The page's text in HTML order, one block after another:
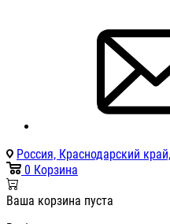
Россия, Краснодарский
0 Корзина
Ваша корзина пуста